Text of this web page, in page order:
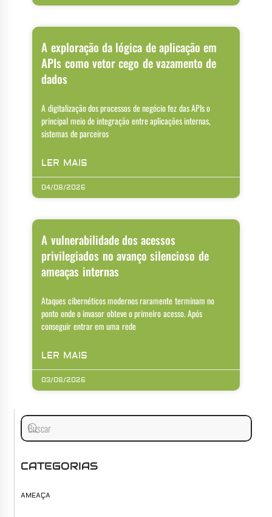
A exploração da lógica de aplicação em
APIs como vetor cego de vazamento de
dados
A digitalização dos processos de negócio fez das APIs o
principal meio de integração entre aplicações internas,
sistemas de parceiros
LER MAIS
04/08/2026
A vulnerabilidade dos acessos
privilegiados no avanço silencioso de
ameaças internas
Ataques cibernéticos modernos raramente terminam no
ponto onde o invasor obteve o primeiro acesso. Após
conseguir entrar em uma rede
LER MAIS
03/08/2026
CATEGORIAS
AMEAÇA